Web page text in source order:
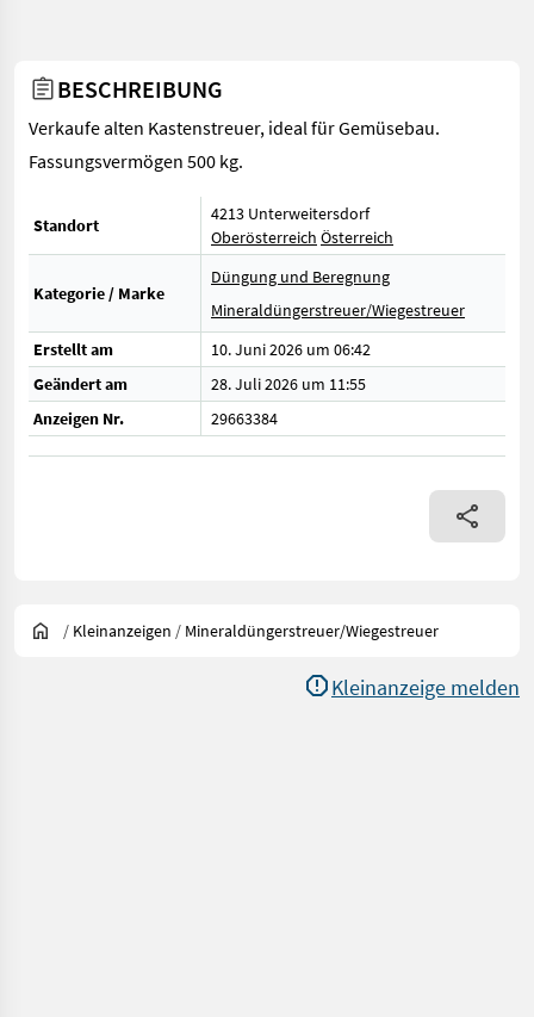
BESCHREIBUNG
Verkaufe alten Kastenstreuer, ideal für Gemüsebau.
Fassungsvermögen 500 kg.
Standort
4213 Unterweitersdorf
Oberösterreich Österreich
Kategorie / Marke
Düngung und Beregnung
Mineraldüngerstreuer/Wiegestreuer
Erstellt am
10. Juni 2026 um 06:42
Geändert am
28. Juli 2026 um 11:55
Anzeigen Nr.
29663384
/ Kleinanzeigen / Mineraldüngerstreuer/Wiegestreuer
Kleinanzeige melden